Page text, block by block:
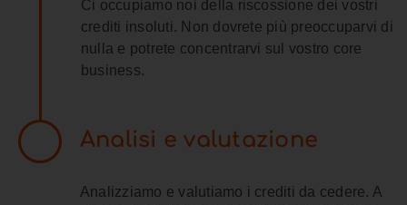
Ci occupiamo noi della riscossione dei vostri
crediti insoluti. Non dovrete più preoccuparvi di
nulla e potrete concentrarvi sul vostro core
business.
Analisi e valutazione
Analizziamo e valutiamo i crediti da cedere. A